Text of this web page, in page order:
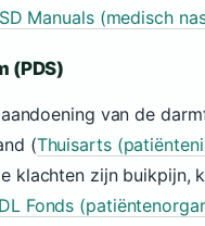
Manuals (medisch
(PDS)
van de
(Thuisarts
klachten zijn buikpijn,
Fonds